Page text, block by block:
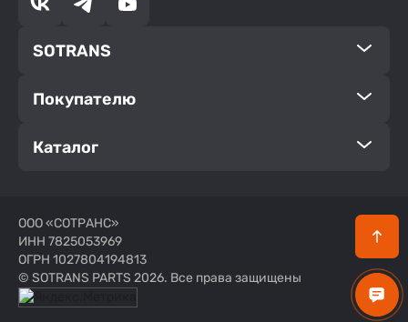
SOTRANS
Покупателю
Каталог
ООО «СОТРАНС»
ИНН 7825053969
ОГРН 1027804194813
© SOTRANS PARTS 2026. Все права защищены